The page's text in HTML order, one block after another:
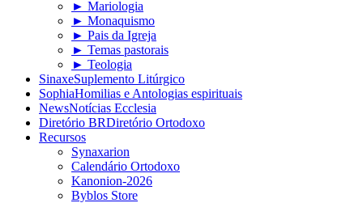
► Mariologia
► Monaquismo
► Pais da Igreja
► Temas pastorais
► Teologia
SinaxeSuplemento Litúrgico
SophiaHomilias e Antologias espirituais
NewsNotícias Ecclesia
Diretório BRDiretório Ortodoxo
Recursos
Synaxarion
Calendário Ortodoxo
Kanonion-2026
Byblos Store